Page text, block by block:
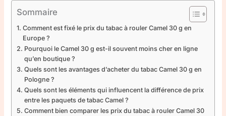
Sommaire
Comment est fixé le prix du tabac à rouler Camel 30 g en
Europe ?
Pourquoi le Camel 30 g est-il souvent moins cher en ligne
qu’en boutique ?
Quels sont les avantages d’acheter du tabac Camel 30 g en
Pologne ?
Quels sont les éléments qui influencent la différence de prix
entre les paquets de tabac Camel ?
Comment bien comparer les prix du tabac à rouler Camel 30